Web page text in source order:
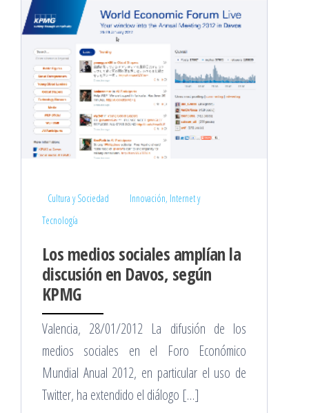
Cultura y Sociedad
Innovación, Internet y
Tecnología
Los medios sociales amplían la
discusión en Davos, según
KPMG
Valencia, 28/01/2012 La difusión de los
medios sociales en el Foro Económico
Mundial Anual 2012, en particular el uso de
Twitter, ha extendido el diálogo […]